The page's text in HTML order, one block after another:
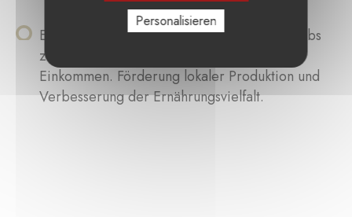
Einrichtung eines landwirtschaftlichen Betriebs
zur Schaffung von Arbeitsplätzen und
Einkommen. Förderung lokaler Produktion und
Verbesserung der Ernährungsvielfalt.
Personalisieren